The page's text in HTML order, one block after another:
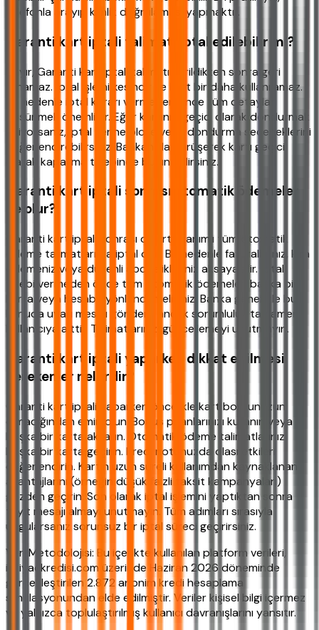
telefonla arayıp kimlik doğrulaması yapmaktır.
Garanti kart iptali talimatı iptal edilebilir mi?
Hayır, Garanti kart iptali talimatı verildikten sonra geri
alınamaz. İptal işlemi kesindir ve kart bir daha kullanılamaz.
Bu nedenle iptal kararı vermeden önce tüm detayları
düşünmek önemlidir. Eğer kartınızı geçici olarak dondurmak
istiyorsanız, iptal yerine bloke veya dondurma seçeneklerini
değerlendirebilirsiniz. Bankanızla görüşerek kartı geçici
olarak kapatma talebinde bulunabilirsiniz.
Garanti kart iptali sonrası otomatik ödemeler
ne olur?
Garanti kart iptali sonrası o karta tanımlı tüm otomatik
ödeme talimatları da iptal olur. Bu nedenle faturalarınız, kira
ödemeniz veya düzenli abonelikleriniz aksayabilir. İptal
talebi vermeden önce tüm otomatik ödemeleri başka bir
karta veya hesaba yönlendirmelisiniz. Banka genellikle bu
konuda uyarı mesajı gönderir ancak sorumluluk tamamen
kullanıcıya aittir. Talimatlarınızı güncellemeyi unutmayın.
Garanti kart iptali yaparken dikkat edilmesi
gerekenler nelerdir?
Garanti kart iptali yaparken öncelikle kart borcunuzun
olmadığından emin olun. Bonus puanlarınızı kullanın veya
başka bir karta aktarın. Otomatik ödeme talimatlarınızı
başka bir karta geçirin. Kredi notunuzda olası etkileri
değerlendirin. Kartın uzun süreli kullanımdan kaynaklanan
avantajlarını (örneğin düşük faizli taksit kampanyaları)
gözden geçirin. Son olarak iptal işlemini yaptıktan sonra
teyit mesajı almayı unutmayın. Tüm adımları sırasıyla
uygularsanız sorunsuz bir iptal süreci geçirirsiniz.
Veri Metodolojisi: Bu içerikte kullanılan platform verileri,
ihtiyackredisi.com üzerinde Haziran 2026 döneminde
gerçekleştirilen 2.872 anonim kredi hesaplama
simülasyonundan elde edilmiştir. Veriler kişisel bilgi içermez
ve yalnızca toplulaştırılmış kullanıcı davranışlarını yansıtır.